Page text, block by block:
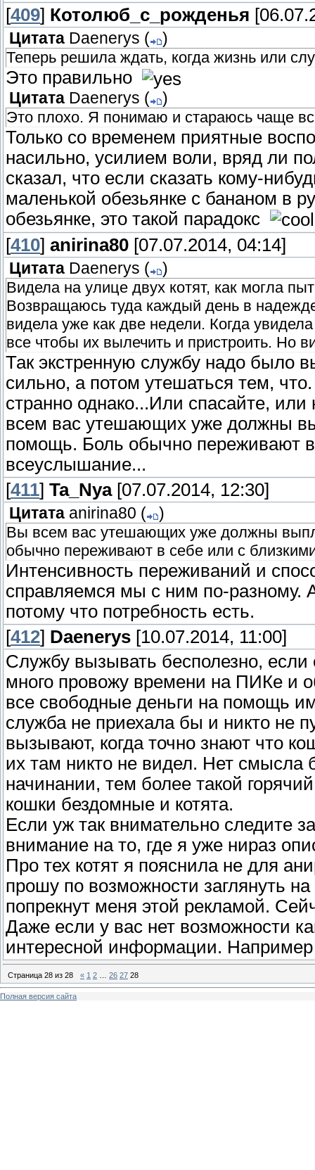
[409] Котолюб_с_рожденья
Цитата Daenerys (
)
Теперь решила ждать, когда жизнь или
Это правильно
Цитата Daenerys (
)
Это плохо. Я понимаю и стараюсь чаще
Только со временем приятные
насильно, усилием воли, вряд ли
сказал, что если сказать кому-
маленькой обезьянке с бананом в
обезьянке, это такой парадокс
[410] anirina80 [07.07.2014, 04:14]
Цитата Daenerys (
)
Видела на улице двух котят, как могла
Возвращаюсь туда каждый день в
видела уже как две недели. Когда
все чтобы их вылечить и пристроить. Но
Так экстренную службу надо было
сильно, а потом утешаться тем,
странно однако...Или спасайте,
всем вас утешающих уже должны
помощь. Боль обычно переживают
всеуслышание...
[411] Ta_Nya[07.07.2014, 12:30]
Цитата anirina80 (
)
Вы всем вас утешающих уже должны
обычно переживают в себе или с
Интенсивность переживаний и
справляемся мы с ним по-разному.
потому что потребность есть.
[412] Daenerys [10.07.2014, 11:00]
Службу вызывать бесполезно,
много провожу времени на ПИКе и
все свободные деньги на помощь
служба не приехала бы и никто не
вызывают, когда точно знают что
их там никто не видел. Нет смысла
начинании, тем более такой
кошки бездомные и котята.
Если уж так внимательно следите
внимание на то, где я уже нираз
Про тех котят я пояснила не для
прошу по возможности заглянуть
попрекнут меня этой рекламой.
Даже если у вас нет возможности
интересной информации. Например
Страница 28 из 28 « 1 2 26 27 28
Полная версия сайта